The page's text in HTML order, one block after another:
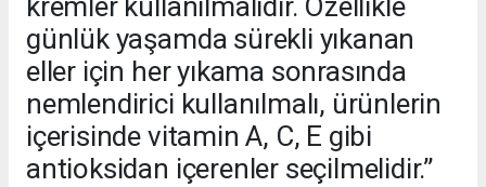
kremler kullanılmalıdır. Özellikle
günlük yaşamda sürekli yıkanan
eller için her yıkama sonrasında
nemlendirici kullanılmalı, ürünlerin
içerisinde vitamin A, C, E gibi
antioksidan içerenler seçilmelidir.”